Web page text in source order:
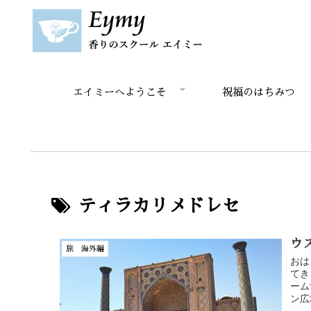
エイミーへようこそ 祝福のはちみつ
ティラカリメドレセ
旅 海外編 ウ
お
て
ー
ン